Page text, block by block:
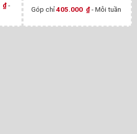
₫ -
Góp chỉ405.000 ₫- Mỗi tuần